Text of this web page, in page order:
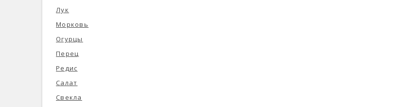
Лук
Морковь
Огурцы
Перец
Редис
Салат
Свекла